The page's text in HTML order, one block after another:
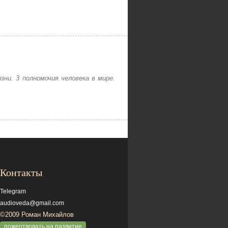
3 полномочия человека в мире.
Контакты
Telegram
audioveda@gmail.com
©2009 Роман Михайлов